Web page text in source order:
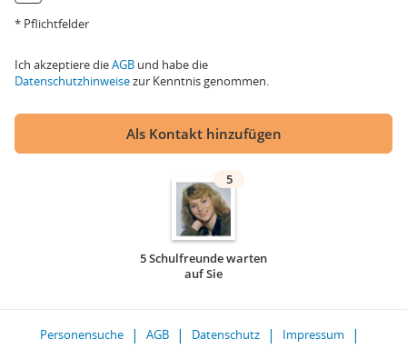
* Pflichtfelder
Ich akzeptiere dieAGB und habe die
Datenschutzhinweisezur Kenntnis genommen.
Als Kontakt hinzufügen
5
5 Schulfreunde warten
auf Sie
Personensuche AGB Datenschutz
Impressum